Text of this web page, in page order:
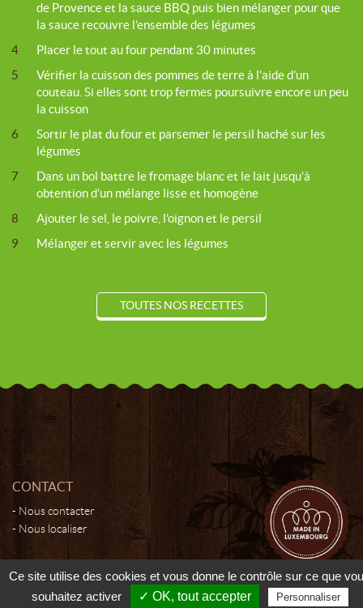
de Provence et la sauce BBQ puis bien mélanger pour que
la sauce recouvre l’ensemble des légumes
4
Placer le tout au four pendant 30 minutes
5
Vérifier la cuisson des pommes de terre à l’aide d’un
couteau. Si elles sont trop fermes poursuivre encore un peu
la cuisson
6
Sortir le plat du four et parsemer le persil haché sur les
légumes
7
Dans un bol battre le fromage blanc et le lait jusqu’à
obtention d’un mélange lisse et homogène
8
Ajouter le sel, le poivre, l’oignon et le persil
9
Mélanger et servir avec les légumes
TOUTES NOS RECETTES
CONTACT
Nous contacter
Nous localiser
© 2026 - Moutarderie de Luxembourg - Tous droits réservés -Cookies
Manager-
Ce site utilise des cookies et vous donne le contrôle sur ce que
souhaitez activer
✓ OK, tout accepter Personnaliser